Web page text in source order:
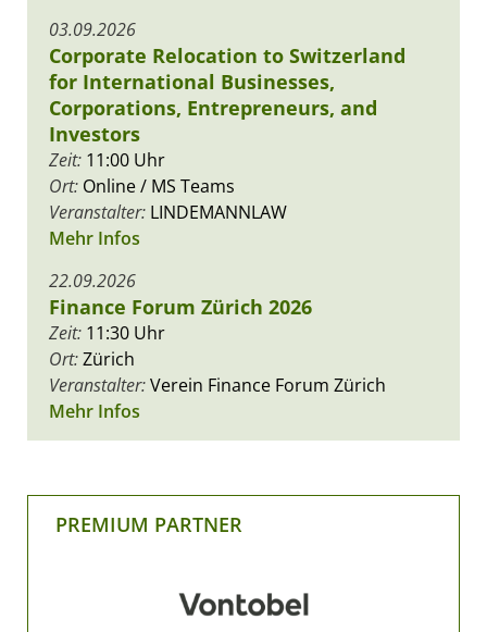
03.09.2026
Corporate Relocation to Switzerland
for International Businesses,
Corporations, Entrepreneurs, and
Investors
Zeit: 11:00 Uhr
Ort: Online / MS Teams
Veranstalter: LINDEMANNLAW
Mehr Infos
22.09.2026
Finance Forum Zürich 2026
Zeit: 11:30 Uhr
Ort:Zürich
Veranstalter:Verein Finance Forum Zürich
Mehr Infos
PREMIUM PARTNER